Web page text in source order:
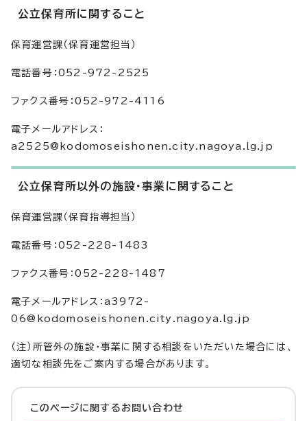
公立保育所に関すること
保育運営課（保育運営担当）
電話番号：052-972-2525
ファクス番号：052-972-4116
電子メールアドレス：
a2525@kodomoseishonen.city.nagoya.lg.jp
公立保育所以外の施設・事業に関すること
保育運営課（保育指導担当）
電話番号：052-228-1483
ファクス番号：052-228-1487
電子メールアドレス：a3972-
06@kodomoseishonen.city.nagoya.lg.jp
（注）所管外の施設・事業に関する相談をいただいた場合には、
適切な相談先をご案内する場合があります。
このページに関する お問い合わせ